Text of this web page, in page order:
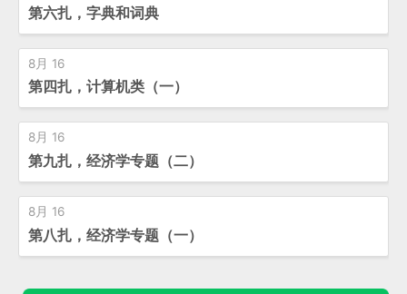
第六扎，字典和词典
8月 16
第四扎，计算机类（一）
8月 16
第九扎，经济学专题（二）
8月 16
第八扎，经济学专题（一）